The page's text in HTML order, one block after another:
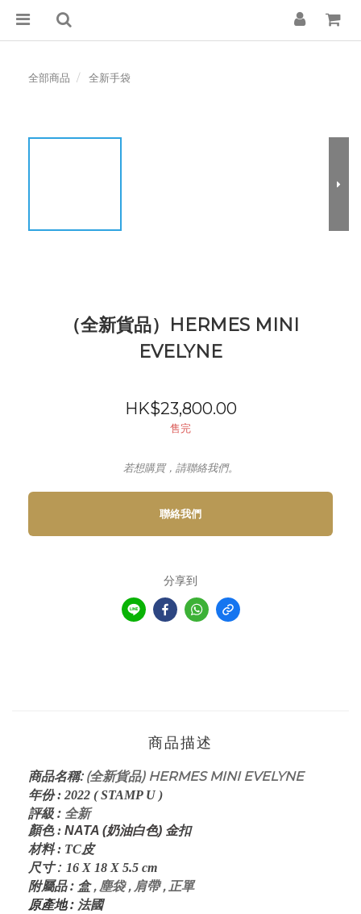
全部商品 全新手袋
（全新貨品）HERMES MINI
EVELYNE
HK$23,800.00
售完
若想購買，請聯絡我們。
聯絡我們
分享到
商品描述
商品名稱: (全新貨品) HERMES MINI EVELYNE
年份: 2022 ( STAMP U )
評級: 全新
顏色: NATA (奶油白色) 金扣
材料: TC皮
尺寸: 16 X 18 X 5.5 cm
附屬品: 盒, 塵袋 , 肩帶 , 正單
原產地 : 法國